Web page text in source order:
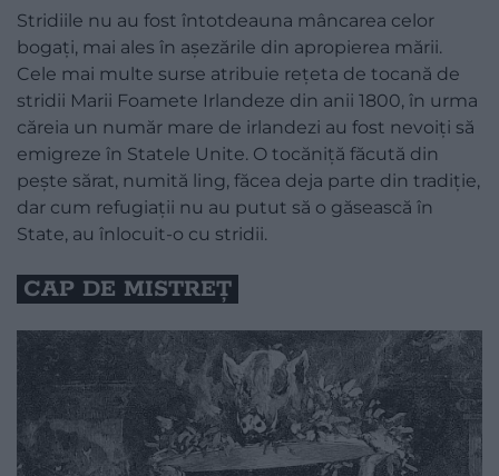
Stridiile nu au fost întotdeauna mâncarea celor
bogați, mai ales în așezările din apropierea mării.
Cele mai multe surse atribuie rețeta de tocană de
stridii Marii Foamete Irlandeze din anii 1800, în urma
căreia un număr mare de irlandezi au fost nevoiți să
emigreze în Statele Unite. O tocăniță făcută din
pește sărat, numită ling, făcea deja parte din tradiție,
dar cum refugiații nu au putut să o găsească în
State, au înlocuit-o cu stridii.
CAP DE MISTREȚ